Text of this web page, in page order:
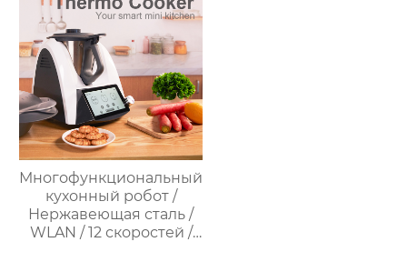
косметическое
зеркало для
переодевания
фабрика зеркал
Многофункциональный
кухонный робот /
Нержавеющая сталь /
WLAN / 12 скоростей /